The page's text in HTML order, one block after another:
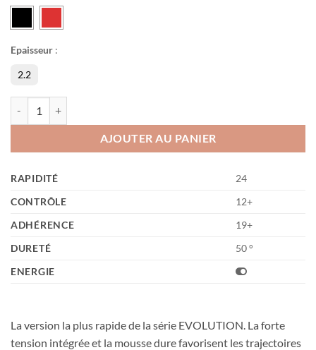
Epaisseur :
2.2
AJOUTER AU PANIER
RAPIDITÉ
24
CONTRÔLE
12+
ADHÉRENCE
19+
DURETÉ
50 °
ENERGIE
La version la plus rapide de la série EVOLUTION. La forte
tension intégrée et la mousse dure favorisent les trajectoires